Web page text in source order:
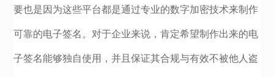
要也是因为这些平台都是通过专业的数字加密技术来制作
可靠的电子签名。对于企业来说，肯定希望制作出来的电
子签名能够独自使用，并且保证其合规与有效不被他人盗